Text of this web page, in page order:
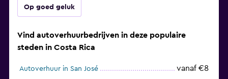
Op goed geluk
Vind autoverhuurbedrijven in deze populaire
steden in Costa Rica
Autoverhuur in San José vanaf €8